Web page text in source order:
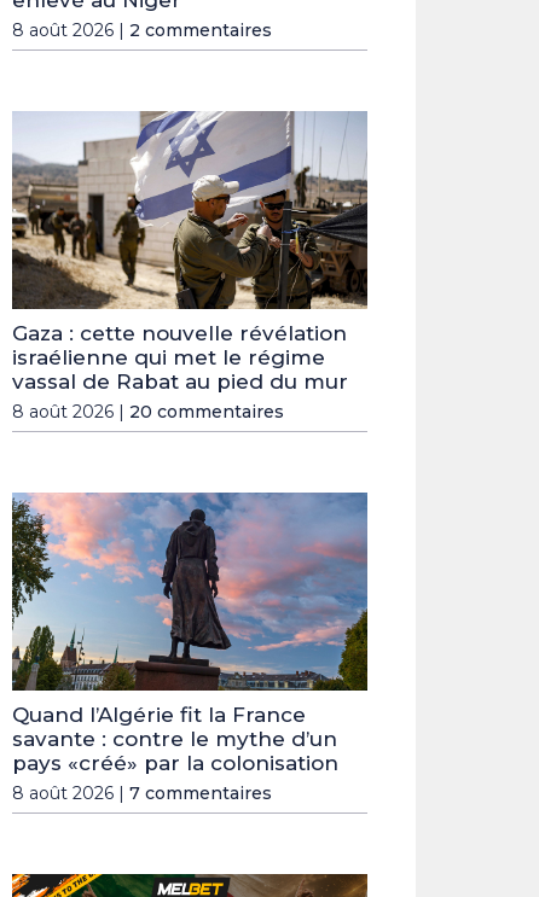
8 août 2026 | 2 commentaires
Gaza : cette nouvelle révélation
israélienne qui met le régime
vassal de Rabat au pied du mur
8 août 2026 | 20 commentaires
Quand l’Algérie fit la France
savante : contre le mythe d’un
pays «créé» par la colonisation
8 août 2026 | 7 commentaires